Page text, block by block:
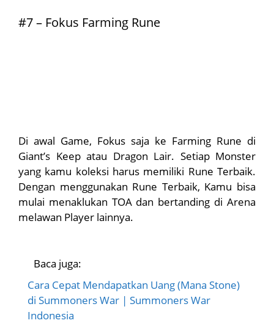
#7 – Fokus Farming Rune
Di awal Game, Fokus saja ke Farming Rune di
Giant’s Keep atau Dragon Lair. Setiap Monster
yang kamu koleksi harus memiliki Rune Terbaik.
Dengan menggunakan Rune Terbaik, Kamu bisa
mulai menaklukan TOA dan bertanding di Arena
melawan Player lainnya.
Baca juga:
Cara Cepat Mendapatkan Uang (Mana Stone)
di Summoners War | Summoners War
Indonesia